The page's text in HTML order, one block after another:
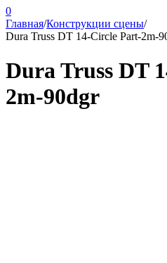
0
Главная/Конструкции сцены/
Dura Truss DT 14-Circle Part-2m-
Dura Truss DT
2m-90dgr